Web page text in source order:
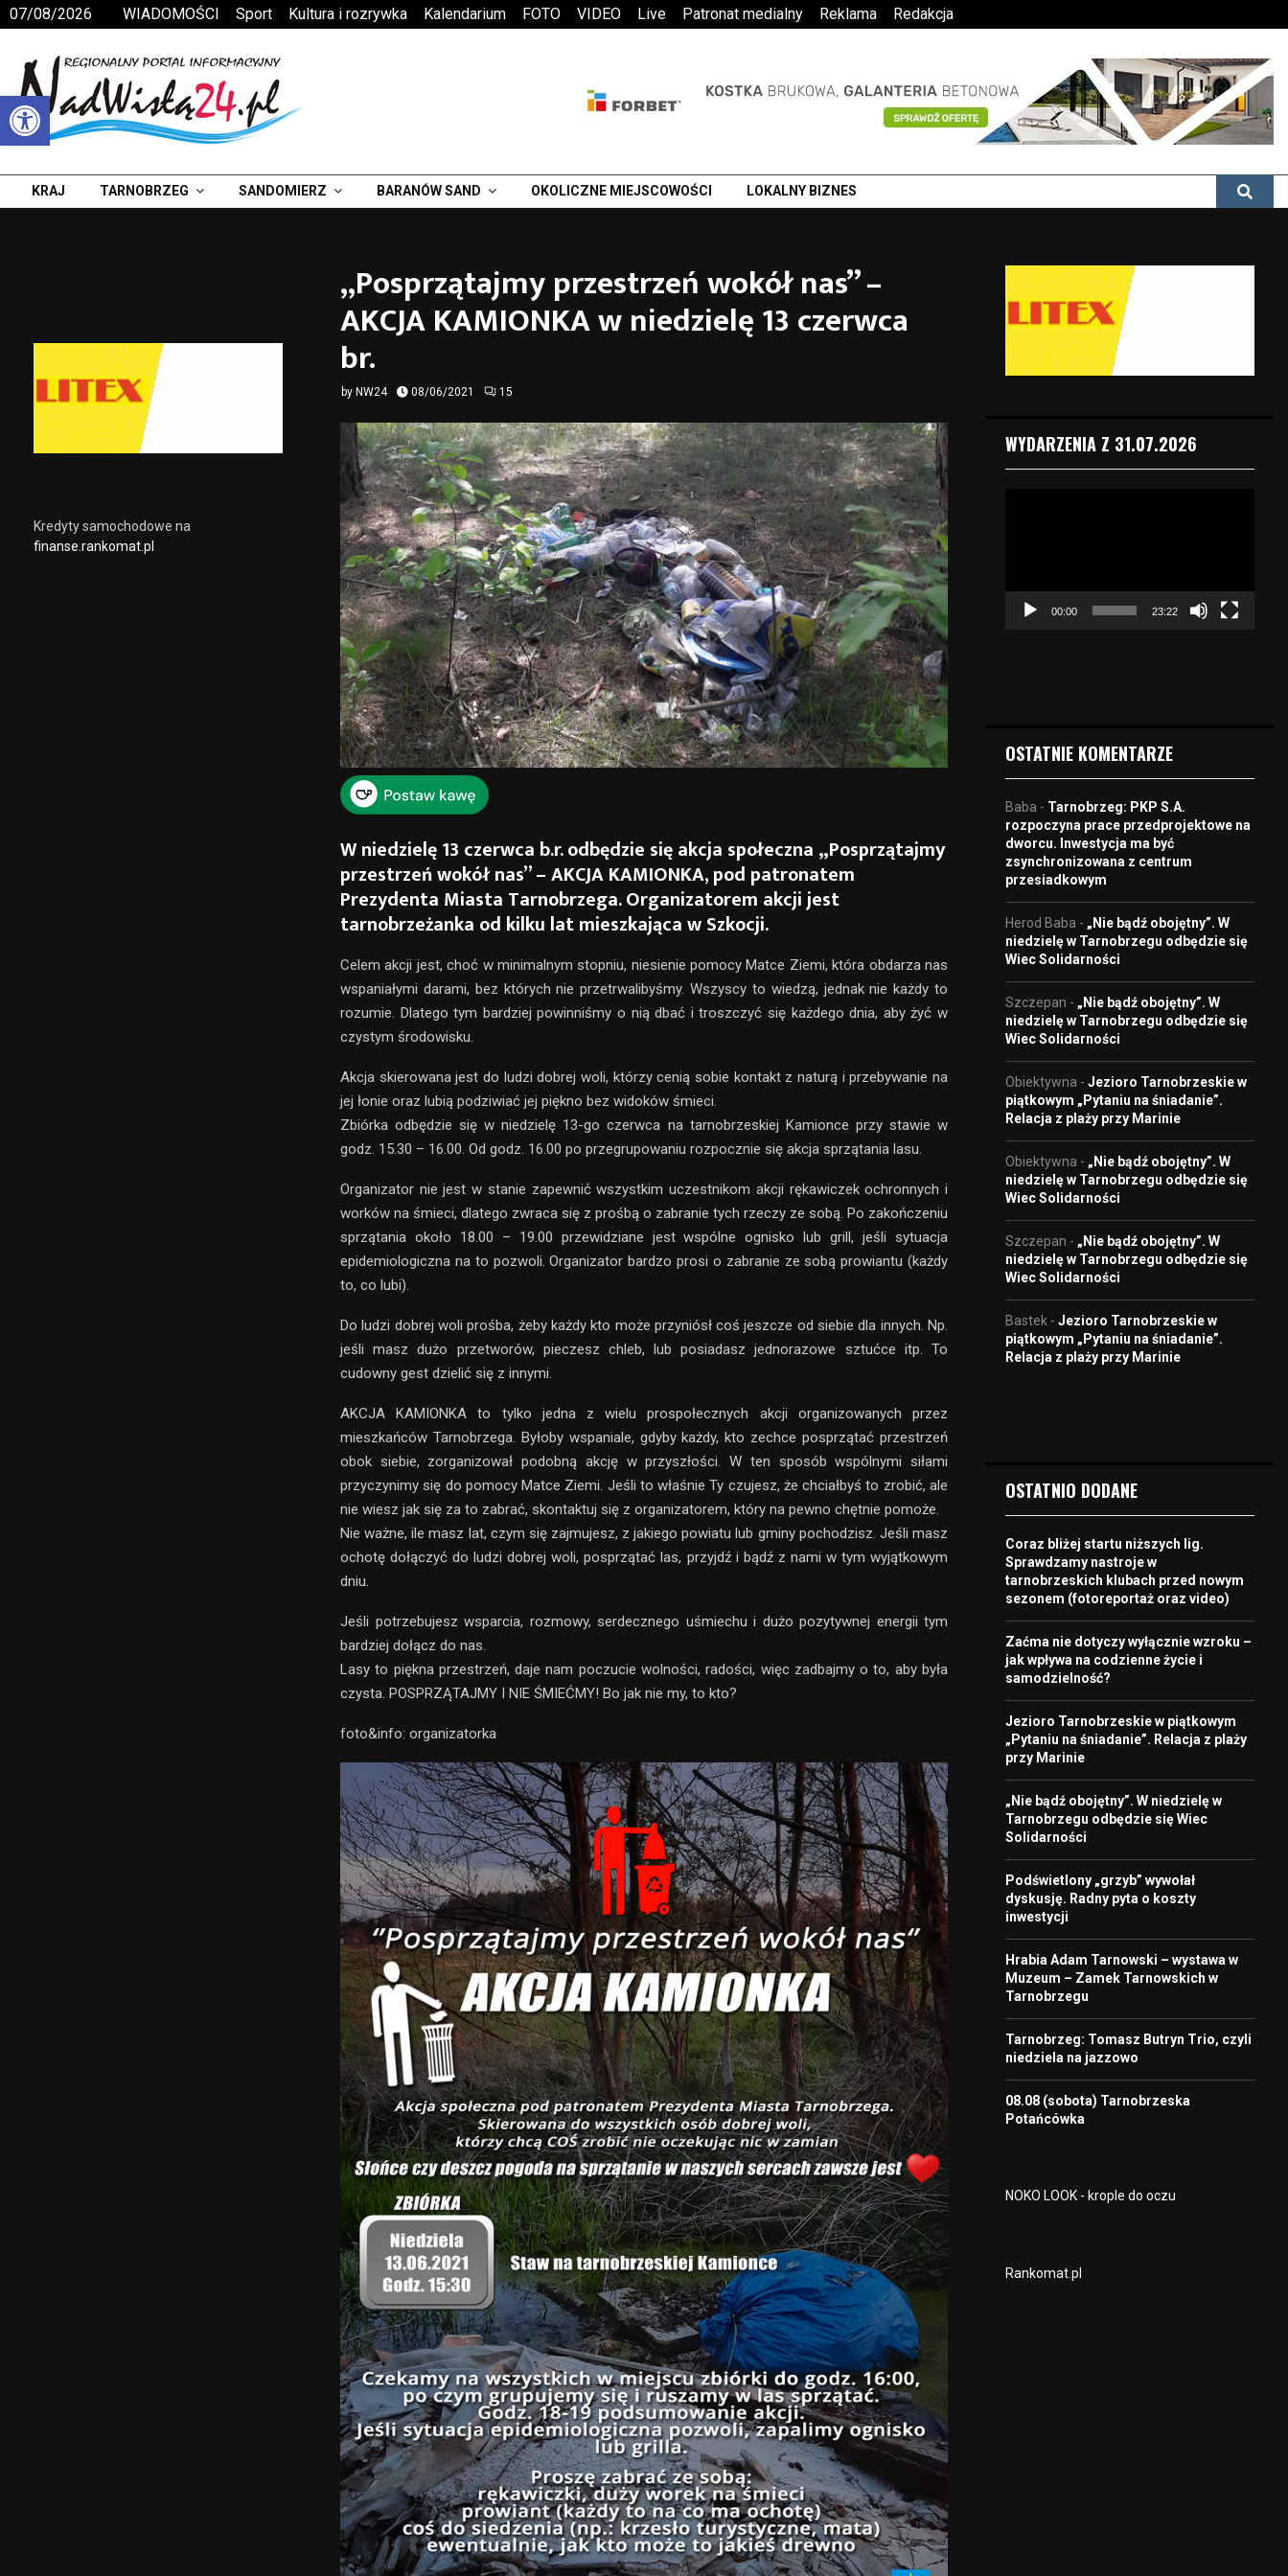
Otwórz pasek narzędzi
07/08/2026 WIADOMOŚCI Sport Kultura i rozrywka Kalendarium FOTO VIDEO Live Patronat medialny Reklama Redakcja
KRAJ TARNOBRZEG SANDOMIERZ BARANÓW SAND OKOLICZNE MIEJSCOWOŚCI LOKALNY BIZNES
„Posprzątajmy przestrzeń wokół nas” –
AKCJA KAMIONKA w niedzielę 13 czerwca
br.
by NW24 08/06/2021 15
W niedzielę 13 czerwca b.r. odbędzie się akcja społeczna „Posprzątajmy
przestrzeń wokół nas” – AKCJA KAMIONKA, pod patronatem
Prezydenta Miasta Tarnobrzega. Organizatorem akcji jest
tarnobrzeżanka od kilku lat mieszkająca w Szkocji.
Celem akcji jest, choć w minimalnym stopniu, niesienie pomocy Matce Ziemi, która obdarza nas
wspaniałymi darami, bez których nie przetrwalibyśmy. Wszyscy to wiedzą, jednak nie każdy to
rozumie. Dlatego tym bardziej powinniśmy o nią dbać i troszczyć się każdego dnia, aby żyć w
czystym środowisku.
Akcja skierowana jest do ludzi dobrej woli, którzy cenią sobie kontakt z naturą i przebywanie na
jej łonie oraz lubią podziwiać jej piękno bez widoków śmieci.
Zbiórka odbędzie się w niedzielę 13-go czerwca na tarnobrzeskiej Kamionce przy stawie w
godz. 15.30 – 16.00. Od godz. 16.00 po przegrupowaniu rozpocznie się akcja sprzątania lasu.
Organizator nie jest w stanie zapewnić wszystkim uczestnikom akcji rękawiczek ochronnych i
worków na śmieci, dlatego zwraca się z prośbą o zabranie tych rzeczy ze sobą. Po zakończeniu
sprzątania około 18.00 – 19.00 przewidziane jest wspólne ognisko lub grill, jeśli sytuacja
epidemiologiczna na to pozwoli. Organizator bardzo prosi o zabranie ze sobą prowiantu (każdy
to, co lubi).
Do ludzi dobrej woli prośba, żeby każdy kto może przyniósł coś jeszcze od siebie dla innych. Np.
jeśli masz dużo przetworów, pieczesz chleb, lub posiadasz jednorazowe sztućce itp. To
cudowny gest dzielić się z innymi.
AKCJA KAMIONKA to tylko jedna z wielu prospołecznych akcji organizowanych przez
mieszkańców Tarnobrzega. Byłoby wspaniale, gdyby każdy, kto zechce posprzątać przestrzeń
obok siebie, zorganizował podobną akcję w przyszłości. W ten sposób wspólnymi siłami
przyczynimy się do pomocy Matce Ziemi. Jeśli to właśnie Ty czujesz, że chciałbyś to zrobić, ale
nie wiesz jak się za to zabrać, skontaktuj się z organizatorem, który na pewno chętnie pomoże.
Nie ważne, ile masz lat, czym się zajmujesz, z jakiego powiatu lub gminy pochodzisz. Jeśli masz
ochotę dołączyć do ludzi dobrej woli, posprzątać las, przyjdź i bądź z nami w tym wyjątkowym
dniu.
Jeśli potrzebujesz wsparcia, rozmowy, serdecznego uśmiechu i dużo pozytywnej energii tym
bardziej dołącz do nas.
Lasy to piękna przestrzeń, daje nam poczucie wolności, radości, więc zadbajmy o to, aby była
czysta. POSPRZĄTAJMY I NIE ŚMIEĆMY! Bo jak nie my, to kto?
foto&info: organizatorka
Kredyty samochodowe na
finanse.rankomat.pl
WYDARZENIA Z 31.07.2026
e
o
00:00 23:22
OSTATNIE KOMENTARZE
Baba - Tarnobrzeg: PKP S.A.
rozpoczyna prace przedprojektowe na
dworcu. Inwestycja ma być
zsynchronizowana z centrum
przesiadkowym
Herod Baba - „Nie bądź obojętny”. W
niedzielę w Tarnobrzegu odbędzie się
Wiec Solidarności
Szczepan - „Nie bądź obojętny”. W
niedzielę w Tarnobrzegu odbędzie się
Wiec Solidarności
Obiektywna - Jezioro Tarnobrzeskie w
piątkowym „Pytaniu na śniadanie”.
Relacja z plaży przy Marinie
Obiektywna - „Nie bądź obojętny”. W
niedzielę w Tarnobrzegu odbędzie się
Wiec Solidarności
Szczepan - „Nie bądź obojętny”. W
niedzielę w Tarnobrzegu odbędzie się
Wiec Solidarności
Bastek - Jezioro Tarnobrzeskie w
piątkowym „Pytaniu na śniadanie”.
Relacja z plaży przy Marinie
OSTATNIO DODANE
Coraz bliżej startu niższych lig.
Sprawdzamy nastroje w
tarnobrzeskich klubach przed nowym
sezonem (fotoreportaż oraz video)
Zaćma nie dotyczy wyłącznie wzroku –
jak wpływa na codzienne życie i
samodzielność?
Jezioro Tarnobrzeskie w piątkowym
„Pytaniu na śniadanie”. Relacja z plaży
przy Marinie
„Nie bądź obojętny”. W niedzielę w
Tarnobrzegu odbędzie się Wiec
Solidarności
Podświetlony „grzyb” wywołał
dyskusję. Radny pyta o koszty
inwestycji
Hrabia Adam Tarnowski – wystawa w
Muzeum – Zamek Tarnowskich w
Tarnobrzegu
Tarnobrzeg: Tomasz Butryn Trio, czyli
niedziela na jazzowo
08.08 (sobota) Tarnobrzeska
Potańcówka
NOKO LOOK - krople do oczu
Rankomat.pl